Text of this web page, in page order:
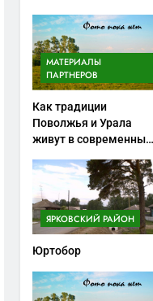
МАТЕРИАЛЫ
ПАРТНЕРОВ
Как традиции
Поволжья и Урала
живут в современных
ЯРКОВСКИЙ РАЙОН
Юртобор